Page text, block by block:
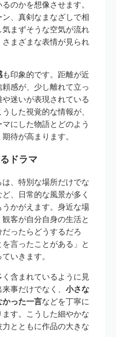
のかを想像させます。
、真剣なまなざしで相
まずそうな空気が流れ
まざまな表情が見られ
も印象的です。距離が近
感が、少し離れて立っ
迷いが表現されている
した視覚的な情報が、
マにした物語とどのよう
待が高まります。
ドラマ
、特別な場所だけでな
、日常的な風景が多く
かがえます。身近な場
客が自分自身の生活と
ったらどうするだろ
言ったことがある」と
いきます。
含まれているように見
来事だけでなく、小さな
かった一言などを丁寧に
す。こうした細やかな
とともに作品の大きな